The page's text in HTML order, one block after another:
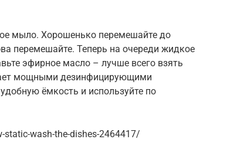
мыло. Хорошенько перемешайте до
перемешайте. Теперь на очереди жидкое
эфирное масло – лучше всего взять
мощными дезинфицирующими
ёмкость и используйте по
wash-the-dishes-2464417/